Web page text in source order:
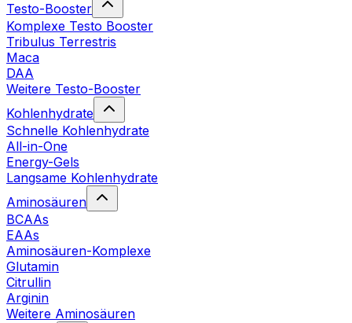
Testo-Booster
Komplexe Testo Booster
Tribulus Terrestris
Maca
DAA
Weitere Testo-Booster
Kohlenhydrate
Schnelle Kohlenhydrate
All-in-One
Energy-Gels
Langsame Kohlenhydrate
Aminosäuren
BCAAs
EAAs
Aminosäuren-Komplexe
Glutamin
Citrullin
Arginin
Weitere Aminosäuren